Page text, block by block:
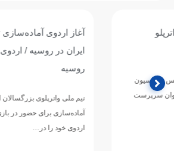
آغاز اردوی آماده‌سازی تیم ملی واترپلوی
ایران در روسیه / اردوی مشترک با بلاروس و
تیم ملی واترپلوی بزرگسالان ایران در ادامه برنامه‌های
آماده‌سازی برای حضور در بازی‌های آسیایی ۲۰۲۶ ناگویا،